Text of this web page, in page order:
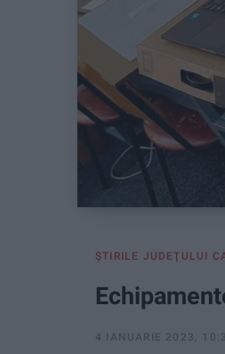
ŞTIRILE JUDEŢULUI
4 IANUARIE 2023,